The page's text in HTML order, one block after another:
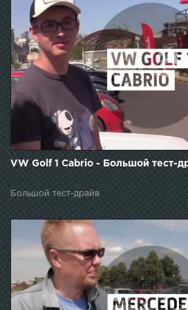
VW Golf 1 Cabrio - Большой тест-
Большой тест-драйв